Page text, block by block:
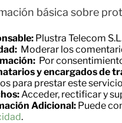
básica sobre
Plustra Telecom
Moderar los
Por
y encargados de
para prestar este
Acceder, rectificar y
Adicional: Puede
.